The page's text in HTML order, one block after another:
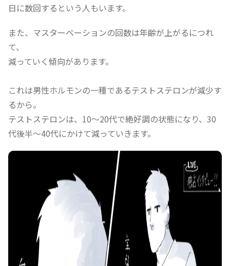
日に数回するという人もいます。
また、マスターベーションの回数は年齢が上がるにつれ
て、
減っていく傾向があります。
これは男性ホルモンの一種であるテストステロンが減少す
るから。
テストステロンは、10〜20代で絶好調の状態になり、30
代後半〜40代にかけて減っていきます。